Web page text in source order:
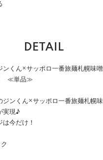
DETAIL
ンくん×サッポロ一番旅麺札幌味
≪単品≫
ジンくん×サッポロ一番旅麺札幌
実現♪
は今だけ！